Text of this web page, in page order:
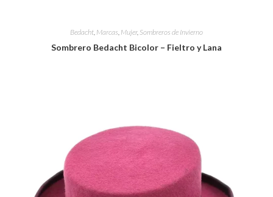
Bedacht Marcas Mujer, Sombreros de Invierno
Sombrero Bedacht Bicolor – Fieltro y Lana